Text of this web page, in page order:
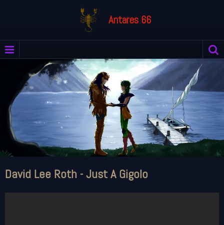
Antares 66
David Lee Roth - Just A Gigolo